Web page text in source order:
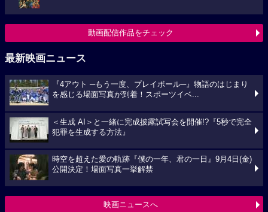
動画配信作品をチェック
最新映画ニュース
『4アウト ─もう一度、プレイボール─』物語のはじまり
を感じる場面写真が到着！スポーツイベ...
＜生成 AI＞と一緒に完成披露試写会を開催!?『5秒で完全
犯罪を生成する方法』
時空を超えた愛の軌跡『僕の一年、君の一日』9月4日(金)
公開決定！場面写真一挙解禁
映画ニュースへ